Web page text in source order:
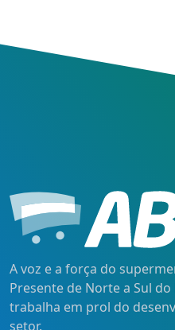
A voz e a força do
Presente de Norte a Sul
trabalha em prol do
setor.